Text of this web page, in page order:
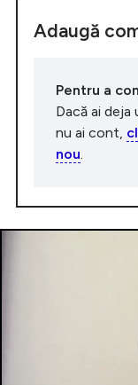
Adaugă
Pentru a
Dacă ai deja
nu ai cont,
nou